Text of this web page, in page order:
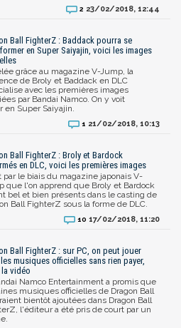
2 23/02/2018, 12:44
Ball FighterZ : Baddack pourra se
en Super Saiyajin, voici les images
grâce au magazine V-Jump, la
de Broly et Baddack en DLC
avec les premières images
par Bandai Namco. On y voit
en Super Saiyajin.
1 21/02/2018, 10:13
Ball FighterZ : Broly et Bardock
en DLC, voici les premières images
par le biais du magazine japonais V-
que l'on apprend que Broly et Bardock
bel et bien présents dans le casting de
Ball FighterZ sous la forme de DLC.
10 17/02/2018, 11:20
Ball FighterZ : sur PC, on peut jouer
musiques officielles sans rien payer,
vidéo
Namco Entertainment a promis que
musiques officielles de Dragon Ball
bientôt ajoutées dans Dragon Ball
l'éditeur a été pris de court par un